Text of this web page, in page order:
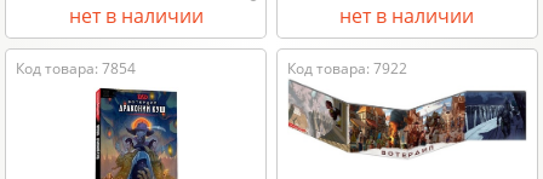
нет в наличии нет в наличии
Код товара: 7854 Код товара: 7922